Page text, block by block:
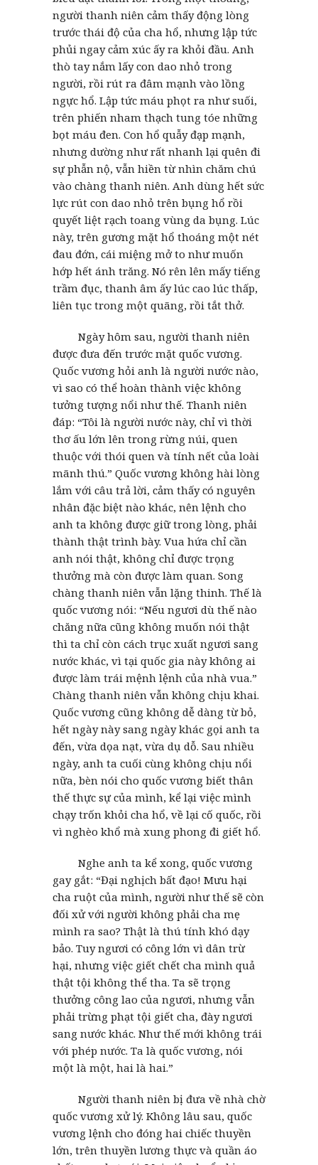
người thanh niên cảm thấy động lòng
trước thái độ của cha hổ, nhưng lập tức
phủi ngay cảm xúc ấy ra khỏi đầu. Anh
thò tay nắm lấy con dao nhỏ trong
người, rồi rút ra đâm mạnh vào lồng
ngực hổ. Lập tức máu phọt ra như suối,
trên phiến nham thạch tung tóe những
bọt máu đen. Con hổ quẫy đạp mạnh,
nhưng dường như rất nhanh lại quên đi
sự phẫn nộ, vẫn hiền từ nhìn chăm chú
vào chàng thanh niên. Anh dùng hết sức
lực rút con dao nhỏ trên bụng hổ rồi
quyết liệt rạch toang vùng da bụng. Lúc
này, trên gương mặt hổ thoáng một nét
đau đớn, cái miệng mở to như muốn
hớp hết ánh trăng. Nó rên lên mấy tiếng
trầm đục, thanh âm ấy lúc cao lúc thấp,
liên tục trong một quãng, rồi tắt thở.
Ngày hôm sau, người thanh niên
được đưa đến trước mặt quốc vương.
Quốc vương hỏi anh là người nước nào,
vì sao có thể hoàn thành việc không
tưởng tượng nổi như thế. Thanh niên
đáp: “Tôi là người nước này, chỉ vì thời
thơ ấu lớn lên trong rừng núi, quen
thuộc với thói quen và tính nết của loài
mãnh thú.” Quốc vương không hài lòng
lắm với câu trả lời, cảm thấy có nguyên
nhân đặc biệt nào khác, nên lệnh cho
anh ta không được giữ trong lòng, phải
thành thật trình bày. Vua hứa chỉ cần
anh nói thật, không chỉ được trọng
thưởng mà còn được làm quan. Song
chàng thanh niên vẫn lặng thinh. Thế là
quốc vương nói: “Nếu ngươi dù thế nào
chăng nữa cũng không muốn nói thật
thì ta chỉ còn cách trục xuất ngươi sang
nước khác, vì tại quốc gia này không ai
được làm trái mệnh lệnh của nhà vua.”
Chàng thanh niên vẫn không chịu khai.
Quốc vương cũng không dễ dàng từ bỏ,
hết ngày này sang ngày khác gọi anh ta
đến, vừa dọa nạt, vừa dụ dỗ. Sau nhiều
ngày, anh ta cuối cùng không chịu nổi
nữa, bèn nói cho quốc vương biết thân
thế thực sự của mình, kể lại việc mình
chạy trốn khỏi cha hổ, về lại cố quốc, rồi
vì nghèo khổ mà xung phong đi giết hổ.
Nghe anh ta kể xong, quốc vương
gay gắt: “Đại nghịch bất đạo! Mưu hại
cha ruột của mình, người như thế sẽ còn
đối xử với người không phải cha mẹ
mình ra sao? Thật là thú tính khó dạy
bảo. Tuy ngươi có công lớn vì dân trừ
hại, nhưng việc giết chết cha mình quả
thật tội không thể tha. Ta sẽ trọng
thưởng công lao của ngươi, nhưng vẫn
phải trừng phạt tội giết cha, đày ngươi
sang nước khác. Như thế mới không trái
với phép nước. Ta là quốc vương, nói
một là một, hai là hai.”
Người thanh niên bị đưa về nhà chờ
quốc vương xử lý. Không lâu sau, quốc
vương lệnh cho đóng hai chiếc thuyền
lớn, trên thuyền lương thực và quần áo